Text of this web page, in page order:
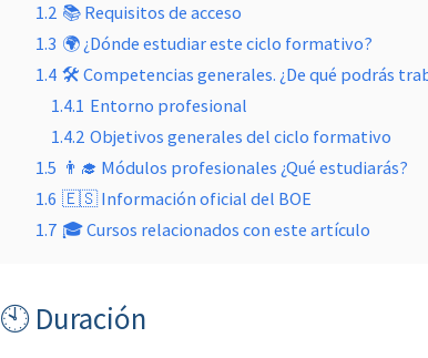
1.2 📚 Requisitos de acceso
1.3 🌍 ¿Dónde estudiar este ciclo formativo?
1.4 🛠 Competencias generales. ¿De qué podrás
1.4.1 Entorno profesional
1.4.2 Objetivos generales del ciclo formativo
1.5 👨‍🎓 Módulos profesionales ¿Qué estudiarás?
1.6 🇪🇸 Información oficial del BOE
1.7 🎓 Cursos relacionados con este artículo
🕙 Duración